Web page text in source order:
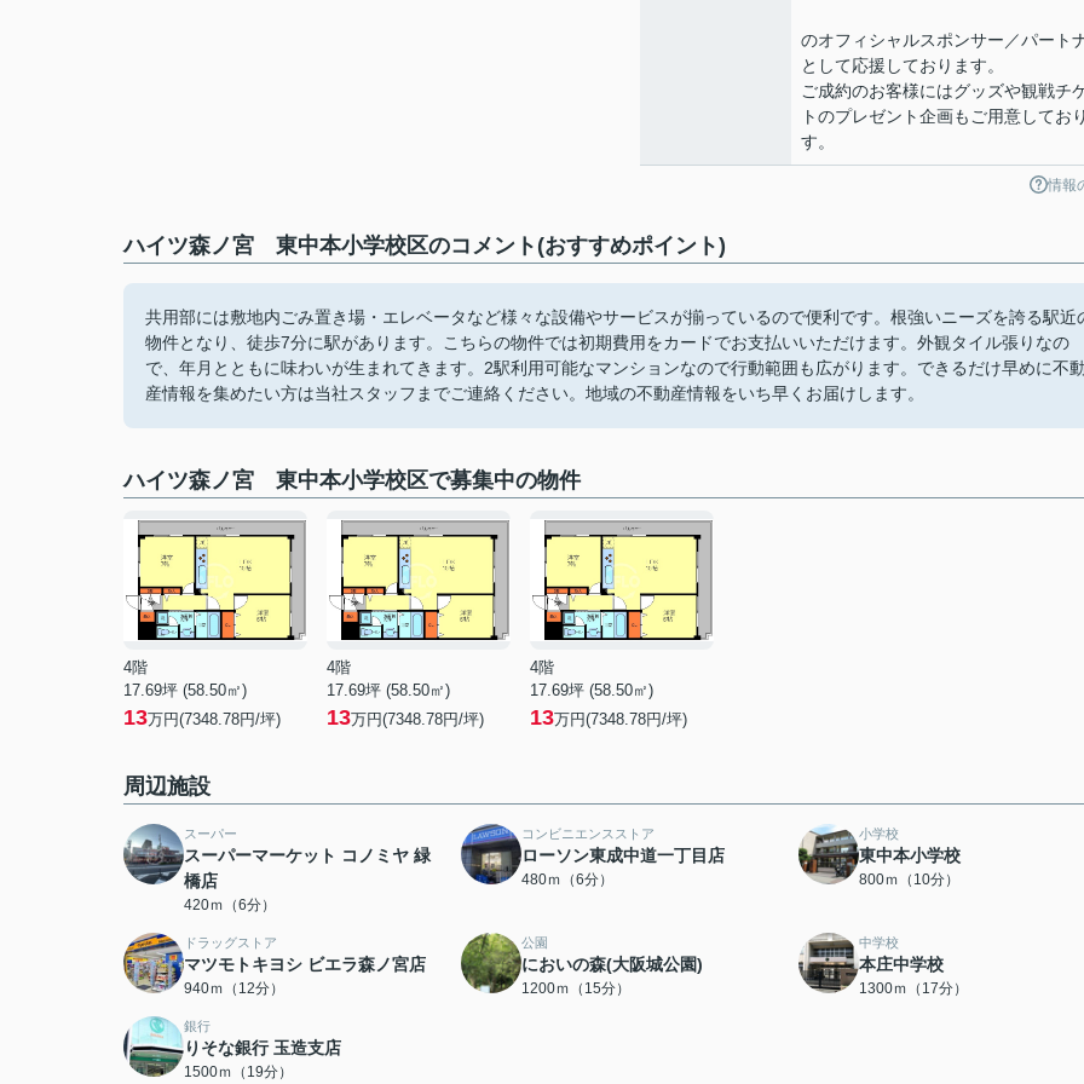
のオフィシャルスポンサー／パート
として応援しております。
ご成約のお客様にはグッズや観戦チ
トのプレゼント企画もご用意してお
す。
情報
ハイツ森ノ宮 東中本小学校区のコメント(おすすめポイント)
共用部には敷地内ごみ置き場・エレベータなど様々な設備やサービスが揃っているので便利です。根強いニーズを誇る駅近
物件となり、徒歩7分に駅があります。こちらの物件では初期費用をカードでお支払いいただけます。外観タイル張りなの
で、年月とともに味わいが生まれてきます。2駅利用可能なマンションなので行動範囲も広がります。できるだけ早めに不動
産情報を集めたい方は当社スタッフまでご連絡ください。地域の不動産情報をいち早くお届けします。
ハイツ森ノ宮 東中本小学校区で募集中の物件
4階
17.69坪 (58.50㎡)
13万円(7348.78円/坪)
4階
17.69坪 (58.50㎡)
13万円(7348.78円/坪)
4階
17.69坪 (58.50㎡)
13万円(7348.78円/坪)
周辺施設
スーパー
スーパーマーケット コノミヤ 緑
橋店
420ｍ（6分）
コンビニエンスストア
ローソン東成中道一丁目店
480ｍ（6分）
小学校
東中本小学校
800ｍ（10分）
ドラッグストア
マツモトキヨシ ビエラ森ノ宮店
940ｍ（12分）
公園
においの森(大阪城公園)
1200ｍ（15分）
中学校
本庄中学校
1300ｍ（17分）
銀行
りそな銀行 玉造支店
1500ｍ（19分）